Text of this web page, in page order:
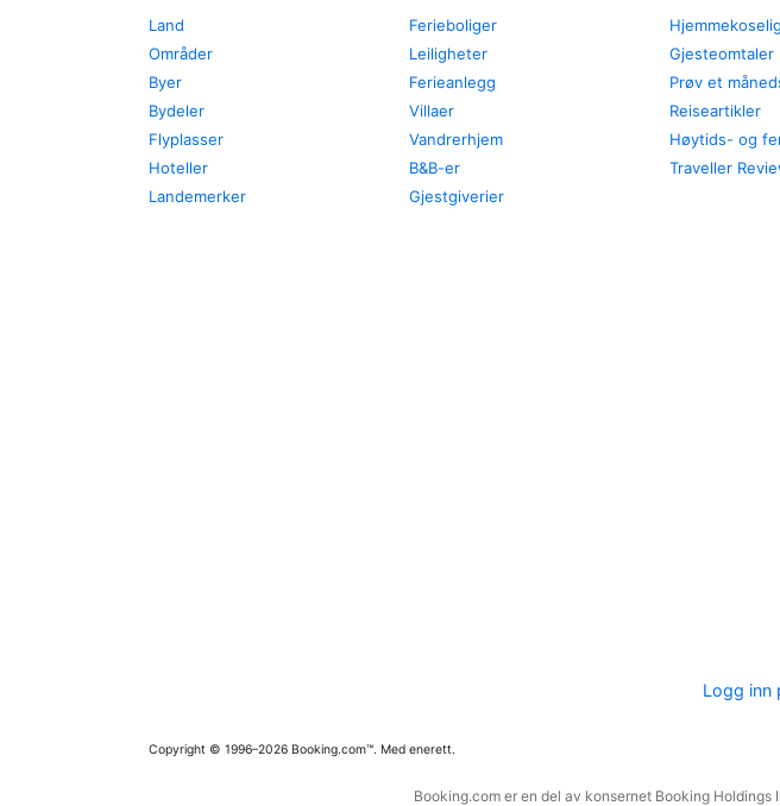
Land
Områder
Byer
Bydeler
Flyplasser
Hoteller
Landemerker
Ferieboliger
Leiligheter
Ferieanlegg
Villaer
Vandrerhjem
B&B-er
Gjestgiverier
Gjesteomtaler
Prøv et
Reiseartikler
Høytids- og
Traveller
Logg inn
Copyright © 1996–2026 Booking.com™. Med enerett.
Booking.com er en del av konsernet Booking